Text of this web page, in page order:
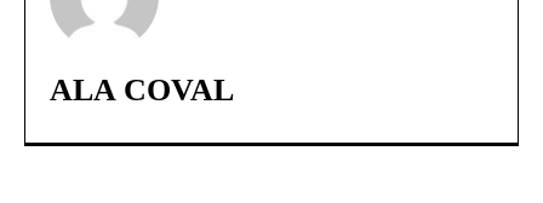
ALA COVAL